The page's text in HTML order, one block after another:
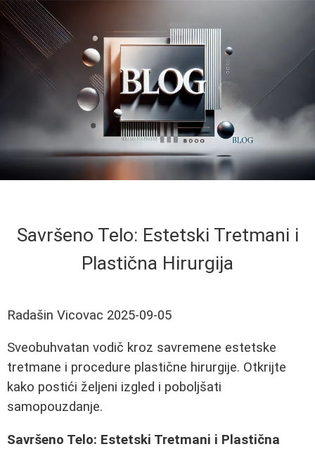
Savršeno Telo: Estetski Tretmani i
Plastična Hirurgija
Radašin Vicovac 2025-09-05
Sveobuhvatan vodič kroz savremene estetske
tretmane i procedure plastične hirurgije. Otkrijte
kako postići željeni izgled i poboljšati
samopouzdanje.
Savršeno Telo: Estetski Tretmani i Plastična